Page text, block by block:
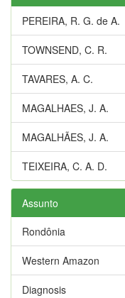
PEREIRA, R. G. de A.
TOWNSEND, C. R.
TAVARES, A. C.
MAGALHAES, J. A.
MAGALHÃES, J. A.
TEIXEIRA, C. A. D.
Assunto
Rondônia
Western Amazon
Diagnosis